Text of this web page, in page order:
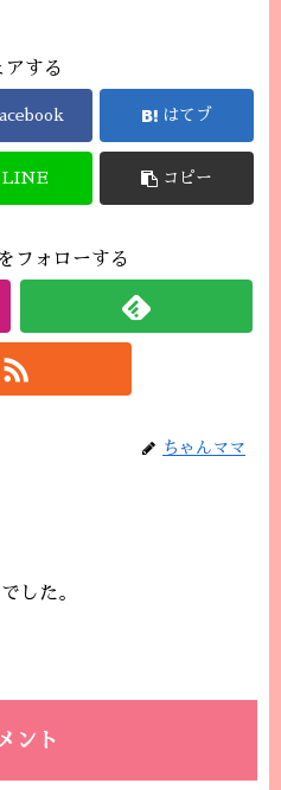
アする
はてブ
LINE コピー
フォローする
ちゃんママ
した。
ント